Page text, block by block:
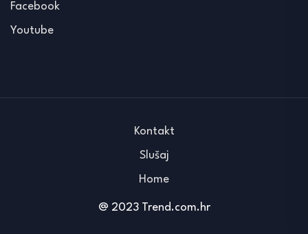
Facebook
Youtube
@ 2023 Trend.com.hr
Kontakt
Slušaj
Home